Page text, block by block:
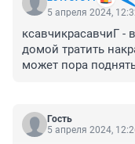
5 апреля 2024,
ксавчикрасавчиГ -
домой тратить
может пора
Гость
5 апреля 2024,